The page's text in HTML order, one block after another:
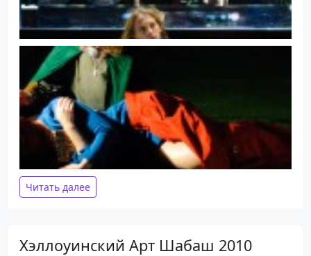
Читать далее
Хэллоуинский Арт Шабаш 2010